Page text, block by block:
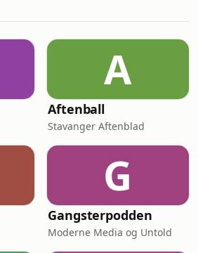
til Cantona,
om hvordan moderne
i hj&aelig;l ogA
Aftenball
Stavanger Aftenblad
G
Gangsterpodden
Moderne Media og Untold